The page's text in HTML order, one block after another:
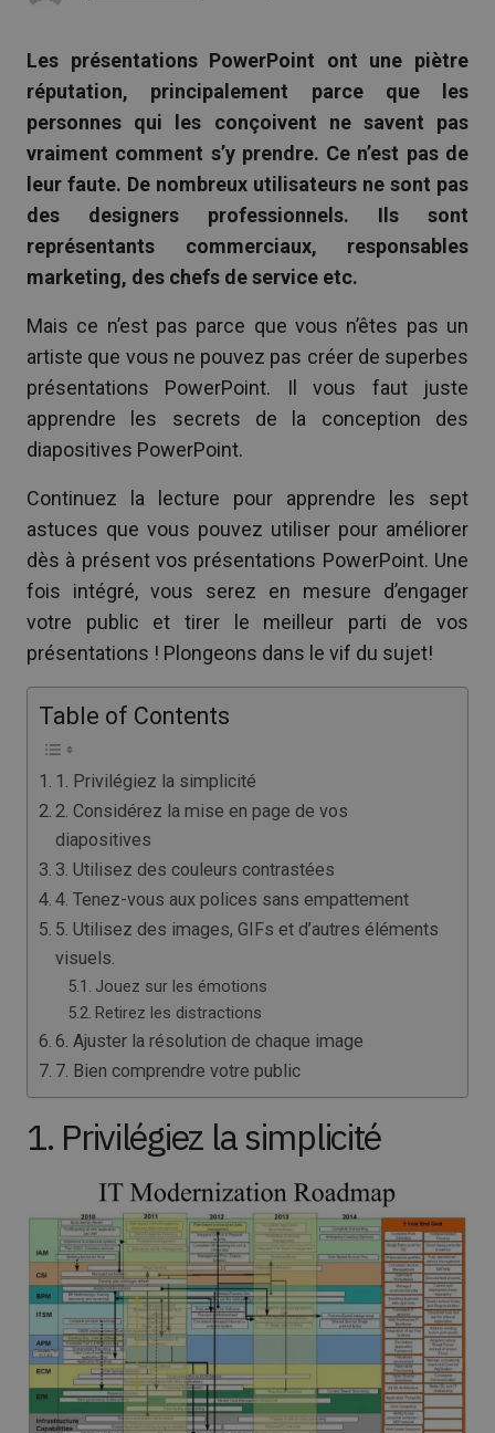
Les présentations PowerPoint ont une piètre
réputation, principalement parce que les
personnes qui les conçoivent ne savent pas
vraiment comment s’y prendre. Ce n’est pas de
leur faute. De nombreux utilisateurs ne sont pas
des designers professionnels. Ils sont
représentants commerciaux, responsables
marketing, des chefs de service etc.
Mais ce n’est pas parce que vous n’êtes pas un
artiste que vous ne pouvez pas créer de superbes
présentations PowerPoint. Il vous faut juste
apprendre les secrets de la conception des
diapositives PowerPoint.
Continuez la lecture pour apprendre les sept
astuces que vous pouvez utiliser pour améliorer
dès à présent vos présentations PowerPoint. Une
fois intégré, vous serez en mesure d’engager
votre public et tirer le meilleur parti de vos
présentations ! Plongeons dans le vif du sujet!
Table of Contents
1. Privilégiez la simplicité
2. Considérez la mise en page de vos
diapositives
3. Utilisez des couleurs contrastées
4. Tenez-vous aux polices sans empattement
5. Utilisez des images, GIFs et d’autres éléments
visuels.
Jouez sur les émotions
Retirez les distractions
6. Ajuster la résolution de chaque image
7. Bien comprendre votre public
1. Privilégiez la simplicité